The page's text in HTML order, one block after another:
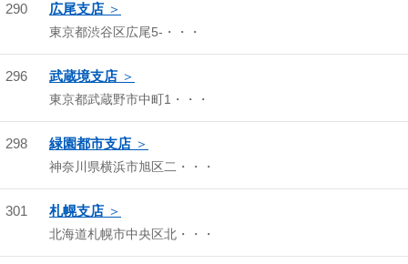
290 広尾支店
東京都渋谷区広尾5-・・・
296 武蔵境支店
東京都武蔵野市中町1・・・
298 緑園都市支店
神奈川県横浜市旭区二・・・
301 札幌支店
北海道札幌市中央区北・・・